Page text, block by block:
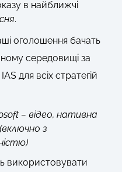
в найближчі
.
оголошення бачать
середовищі за
для всіх стратегій
– відео, нативна
з
використовувати